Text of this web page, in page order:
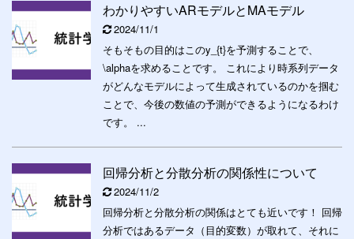
わかりやすいARモデルとMAモデル
2024/11/1
そもそもの目的はこのy_{t}を予測することで、
\alphaを求めることです。 これにより時系列データ
がどんなモデルによって生成されているのかを掴む
ことで、今後の数値の予測ができるようになるわけ
です。 ...
回帰分析と分散分析の関係性について
2024/11/2
回帰分析と分散分析の関係はとても近いです！ 回帰
分析ではあるデータ（目的変数）が取れて、それに